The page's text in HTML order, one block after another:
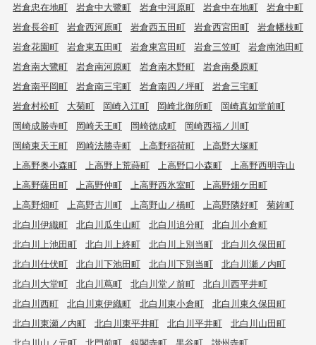
岩倉忠在地町 岩倉中大鷺町 岩倉中河原町 岩倉中在地町
岩倉中町
岩倉長谷町
岩倉西河原町 岩倉西五田町 岩倉西宮田町
岩倉幡枝町
岩倉花園町
岩倉東五田町 岩倉東宮田町 岩倉三笠町
岩倉南池田町
岩倉南大鷺町
岩倉南河原町 岩倉南木野町
岩倉南桑原町
岩倉南平岡町
岩倉南三宅町 岩倉南四ノ坪町
岩倉三宅町
岩倉村松町
大菊町 岡崎入江町 岡崎北御所町
岡崎真如堂前町
岡崎成勝寺町
岡崎天王町 岡崎徳成町
岡崎西福ノ川町
岡崎東天王町
岡崎法勝寺町 上高野稲荷町
上高野大塚町
上高野奥小森町
上高野上荒蒔町 上高野口小森町
上高野西明寺山
上高野薩田町
上高野仲町 上高野西氷室町
上高野畑ケ田町
上高野畑町
上高野古川町 上高野山ノ橋町 上高野隣好町
菊鉾町
北白川伊織町
北白川瓜生山町 北白川追分町
北白川小倉町
北白川上池田町
北白川上終町 北白川上別当町
北白川久保田町
北白川仕伏町
北白川下池田町 北白川下別当町
北白川瀬ノ内町
北白川大堂町
北白川蔦町 北白川堂ノ前町
北白川西平井町
北白川西町
北白川東伊織町 北白川東小倉町
北白川東久保田町
北白川東瀬ノ内町
北白川東平井町 北白川平井町
北白川山田町